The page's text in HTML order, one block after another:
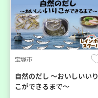
宝塚市
自然のだし ～おいしいいり
こができるまで～